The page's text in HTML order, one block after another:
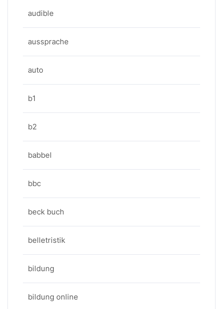
audible
aussprache
auto
b1
b2
babbel
bbc
beck buch
belletristik
bildung
bildung online